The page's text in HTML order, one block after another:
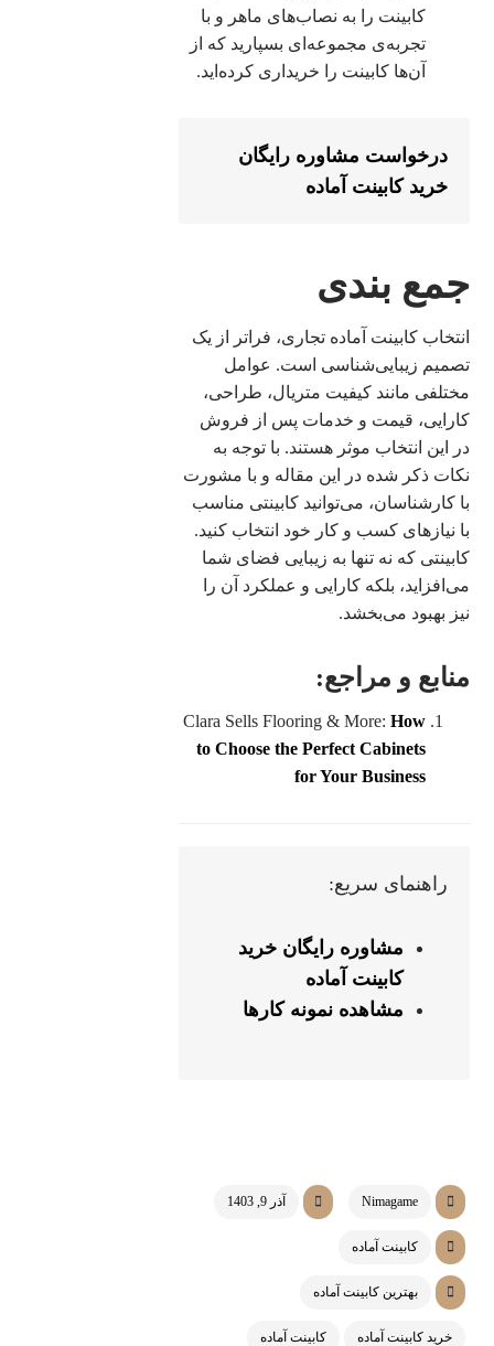
کابینت را به نصاب‌های ماهر و با
تجربه‌ی مجموعه‌ای بسپارید که از
آن‌ها کابینت را خریداری کرده‌اید.
درخواست مشاوره رایگان
خرید کابینت آماده
جمع بندی
انتخاب کابینت آماده تجاری، فراتر از یک
تصمیم زیبایی‌شناسی است. عوامل
مختلفی مانند کیفیت متریال، طراحی،
کارایی، قیمت و خدمات پس از فروش
در این انتخاب موثر هستند. با توجه به
نکات ذکر شده در این مقاله و با مشورت
با کارشناسان، می‌توانید کابینتی مناسب
با نیازهای کسب و کار خود انتخاب کنید.
کابینتی که نه تنها به زیبایی فضای شما
می‌افزاید، بلکه کارایی و عملکرد آن را
نیز بهبود می‌بخشد.
منابع و مراجع:
Clara Sells Flooring & More: How
to Choose the Perfect Cabinets
for Your Business
راهنمای سریع:
مشاوره رایگان خرید
کابینت آماده
مشاهده نمونه کارها
Nimagame آذر 9, 1403
کابینت آماده
بهترین کابینت آماده
خرید کابینت آماده کابینت آماده